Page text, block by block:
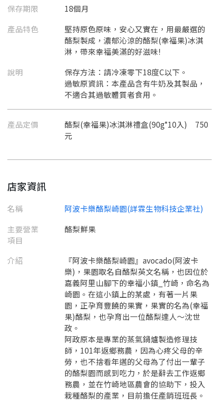
保存期限
18個月
產品特色
堅持原色原味，安心又實在，用最嚴選的
酪梨製成，濃郁沁涼的酪梨(幸福果)冰淇
淋，帶來幸福美滿的好滋味!
說明
保存方法：請冷凍零下18度C以下。
過敏原資訊：本產品含有牛奶及其製品，
不適合其過敏體質者食用。
產品定價
酪梨(幸福果)冰淇淋禮盒(90g*10入) 750
元
店家資訊
名稱
阿波卡樂酪梨崎園(詳霖生物科技企業社)
主要營業
項目
酪梨鮮果
介紹
『阿波卡樂酪梨崎園』avocado(阿波卡
樂)，果園取名自酪梨英文名稱，也因位於
嘉義阿里山腳下的幸福小鎮_竹崎，命名為
崎園。在這小鎮上的某處，有著一片果
園，正孕育豐饒的果實，果實的名為(幸福
果)酪梨，也孕育出一位酪梨達人～沈世
政。
阿政原本是專業的蒸氣鍋爐製造修理技
師，101年返鄉務農，因為心疼父母的辛
勞，也不捨看年邁的父母為了付出一輩子
的酪梨園而感到吃力，於是辭去工作返鄉
務農，並在竹崎地區農會的協助下，投入
栽種酪梨的產業，目前擔任產銷班班長。